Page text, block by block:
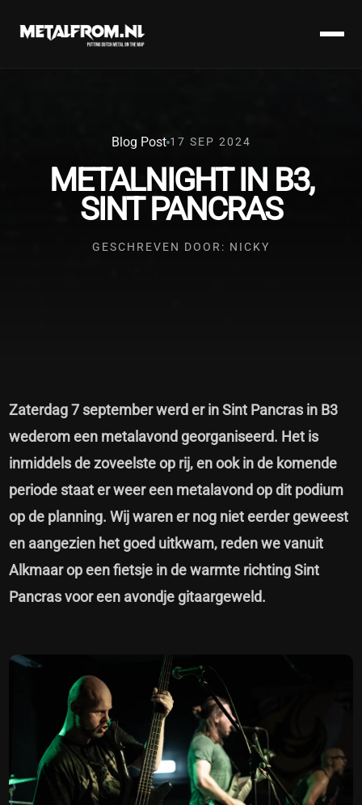
Blog Post 17 SEP 2024
METALNIGHT IN B3,
SINT PANCRAS
GESCHREVEN DOOR: NICKY
Zaterdag 7 september werd er in Sint Pancras in B3
wederom een metalavond georganiseerd. Het is
inmiddels de zoveelste op rij, en ook in de komende
periode staat er weer een metalavond op dit podium
op de planning. Wij waren er nog niet eerder geweest
en aangezien het goed uitkwam, reden we vanuit
Alkmaar op een fietsje in de warmte richting Sint
Pancras voor een avondje gitaargeweld.